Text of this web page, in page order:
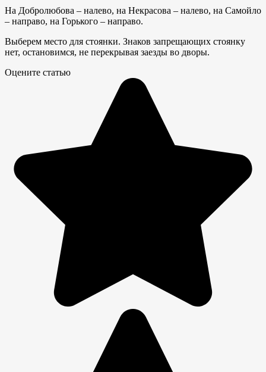
На Добролюбова – налево, на Некрасова – налево, на Самойло
– направо, на Горького – направо.
Выберем место для стоянки. Знаков запрещающих стоянку
нет, остановимся, не перекрывая заезды во дворы.
Оцените статью